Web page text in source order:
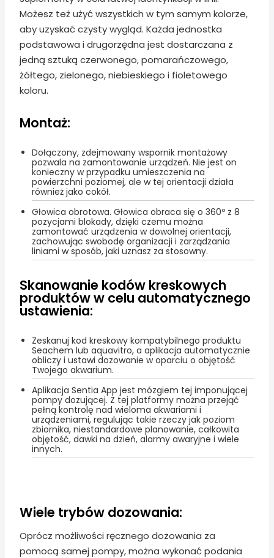
Możesz też użyć wszystkich w tym samym kolorze,
aby uzyskać czysty wygląd. Każda jednostka
podstawowa i drugorzędna jest dostarczana z
jedną sztuką czerwonego, pomarańczowego,
żółtego, zielonego, niebieskiego i fioletowego
koloru.
Montaż:
Dołączony, zdejmowany wspornik montażowy
pozwala na zamontowanie urządzeń. Nie jest on
konieczny w przypadku umieszczenia na
powierzchni poziomej, ale w tej orientacji działa
również jako cokół.
Głowica obrotowa. Głowica obraca się o 360º z 8
pozycjami blokady, dzięki czemu można
zamontować urządzenia w dowolnej orientacji,
zachowując swobodę organizacji i zarządzania
liniami w sposób, jaki uznasz za stosowny.
Skanowanie kodów kreskowych
produktów w celu automatycznego
ustawienia:
Zeskanuj kod kreskowy kompatybilnego produktu
Seachem lub aquavitro, a aplikacja automatycznie
obliczy i ustawi dozowanie w oparciu o objętość
Twojego akwarium.
Aplikacja Sentia App jest mózgiem tej imponującej
pompy dozującej. Z tej platformy można przejąć
pełną kontrolę nad wieloma akwariami i
urządzeniami, regulując takie rzeczy jak poziom
zbiornika, niestandardowe planowanie, całkowita
objętość, dawki na dzień, alarmy awaryjne i wiele
innych.
Wiele trybów dozowania:
Oprócz możliwości ręcznego dozowania za
pomocą samej pompy, można wykonać podania